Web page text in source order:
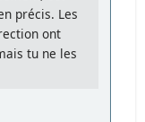
précis. Les
ont
tu ne les